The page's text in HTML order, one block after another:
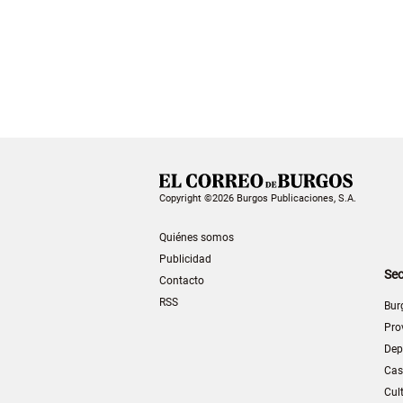
Copyright ©2026 Burgos Publicaciones, S.A.
Quiénes somos
Publicidad
Contacto
RSS